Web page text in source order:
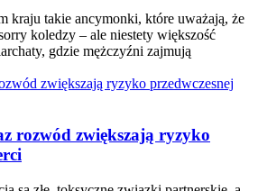
kraju takie ancymonki, które uważają, że
koledzy – ale niestety większość
gdzie mężczyźni zajmują
rozwód zwiększają ryzyko